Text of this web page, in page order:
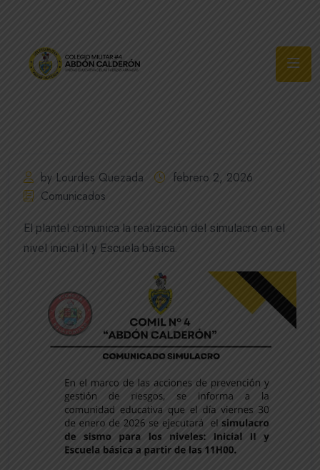
by Lourdes Quezada
febrero 2, 2026
Comunicados
El plantel comunica la realización del simulacro en el
nivel inicial II y Escuela básica.